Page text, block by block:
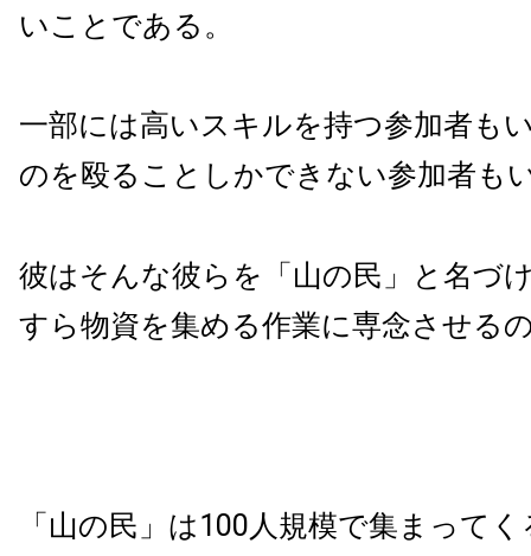
いことである。
一部には高いスキルを持つ参加者も
のを殴ることしかできない参加者も
彼はそんな彼らを「山の民」と名づ
すら物資を集める作業に専念させる
「山の民」は100人規模で集まってく